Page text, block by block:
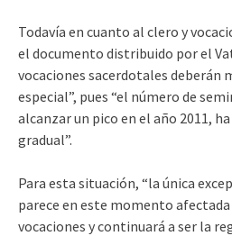
Todavía en cuanto al clero y
el documento distribuido por el
vocaciones sacerdotales deberán
especial”, pues “el número de
alcanzar un pico en el año 2011,
gradual”.
Para esta situación, “la única
parece en este momento
vocaciones y continuará a ser la